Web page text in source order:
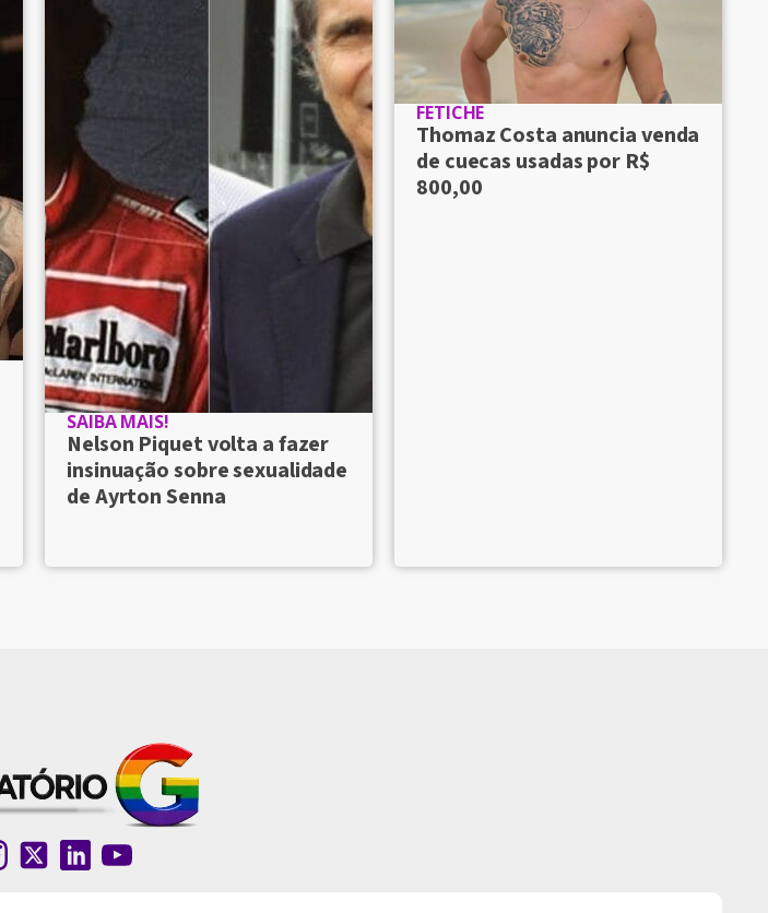
SAIBA MAIS!
Nelson Piquet volta a fazer
insinuação sobre sexualidade
de Ayrton Senna
FETICHE
Thomaz Costa anuncia venda
de cuecas usadas por R$
800,00